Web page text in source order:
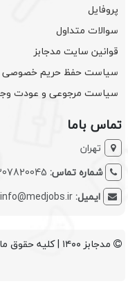
پروفایل
سوالات متداول
قوانین سایت مدجابز
سیاست حفظ حریم خصوصی
سیاست مرجوعی و عودت
تماس باما
تهران
شماره تماس:
ایمیل:info@medjobs.ir
مدجابز ۱۴۰۰ | کلیه حقوق مادی و معنوی برای مدجابز محفوظ است.